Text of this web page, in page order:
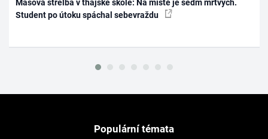
Masová střelba v thajské škole: Na místě je sedm mrtvých.
Student po útoku spáchal sebevraždu
Populární témata